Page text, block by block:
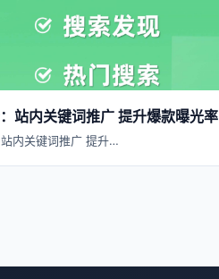
站内关键词推广 提升爆款曝光率
内关键词推广 提升…